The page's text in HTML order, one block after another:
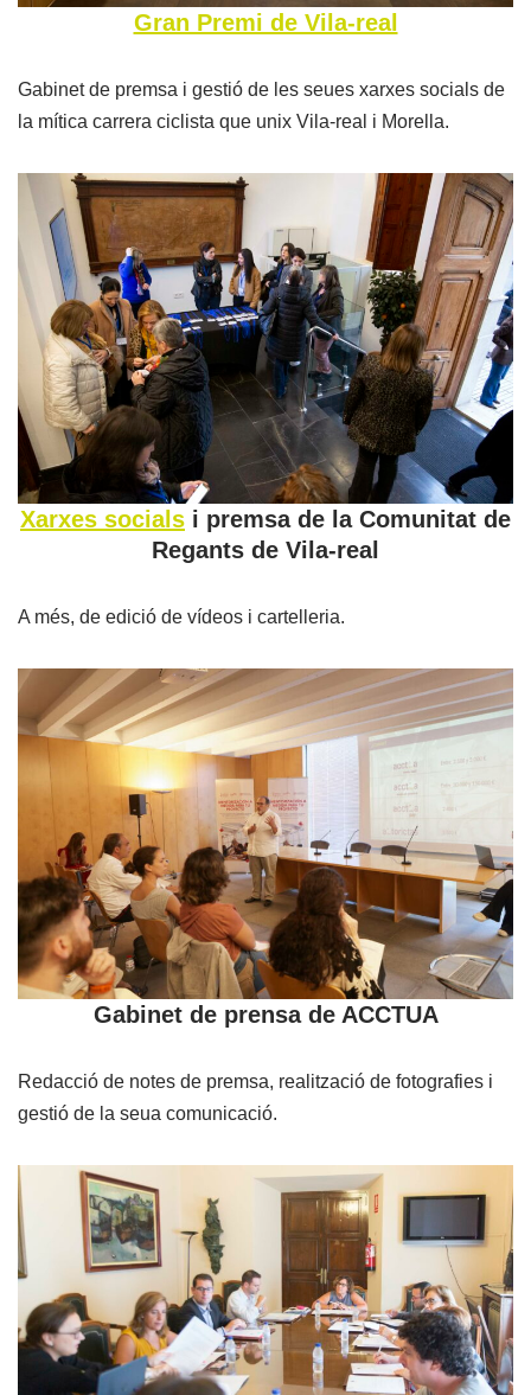
Gran Premi de Vila-real
Gabinet de premsa i gestió de les seues xarxes socials de
la mítica carrera ciclista que unix Vila-real i Morella.
Xarxes socials i premsa de la Comunitat de
Regants de Vila-real
A més, de edició de vídeos i cartelleria.
Gabinet de prensa de ACCTUA
Redacció de notes de premsa, realització de fotografies i
gestió de la seua comunicació.